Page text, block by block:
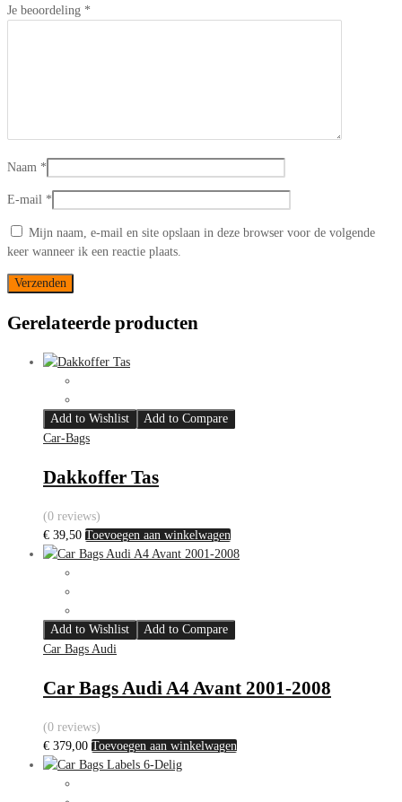
Je beoordeling *
Naam *
E-mail *
Mijn naam, e-mail en site opslaan in deze browser voor de volgende
keer wanneer ik een reactie plaats.
Gerelateerde producten
Add to Wishlist
Add to Compare
Car-Bags
Dakkoffer Tas
(0 reviews)
€ 39,50 Toevoegen aan winkelwagen
Add to Wishlist
Add to Compare
Car Bags Audi
Car Bags Audi A4 Avant 2001-2008
(0 reviews)
€ 379,00 Toevoegen aan winkelwagen